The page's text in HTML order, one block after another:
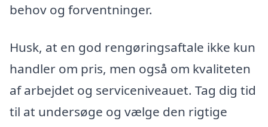
behov og forventninger.
Husk, at en god rengøringsaftale ikke kun
handler om pris, men også om kvaliteten
af arbejdet og serviceniveauet. Tag dig tid
til at undersøge og vælge den rigtige